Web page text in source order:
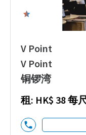
V Point
V Point
铜锣湾
租: HK$ 38 每